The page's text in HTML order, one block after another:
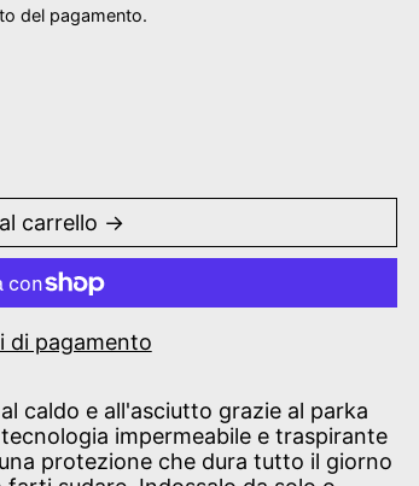
del pagamento.
carrello
di pagamento
caldo e all'asciutto grazie al parka
impermeabile e traspirante
protezione che dura tutto il giorno